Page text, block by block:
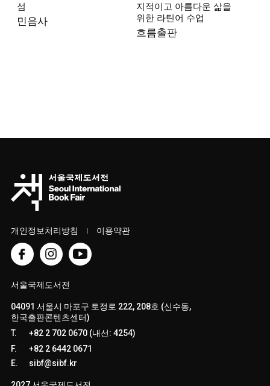
섬
민음사
지적이고 아름다운 삶을
위한 라틴어 수업
흐름출판
개인정보처리방침 이용약관
서울국제도서전
04091 서울시 마포구 토정로 222, 208호 (신수동,
한국출판콘텐츠센터)
T.
+82 2 702 0670 (내선: 4254)
F.
+82 2 6442 0671
E.
sibf@sibf.kr